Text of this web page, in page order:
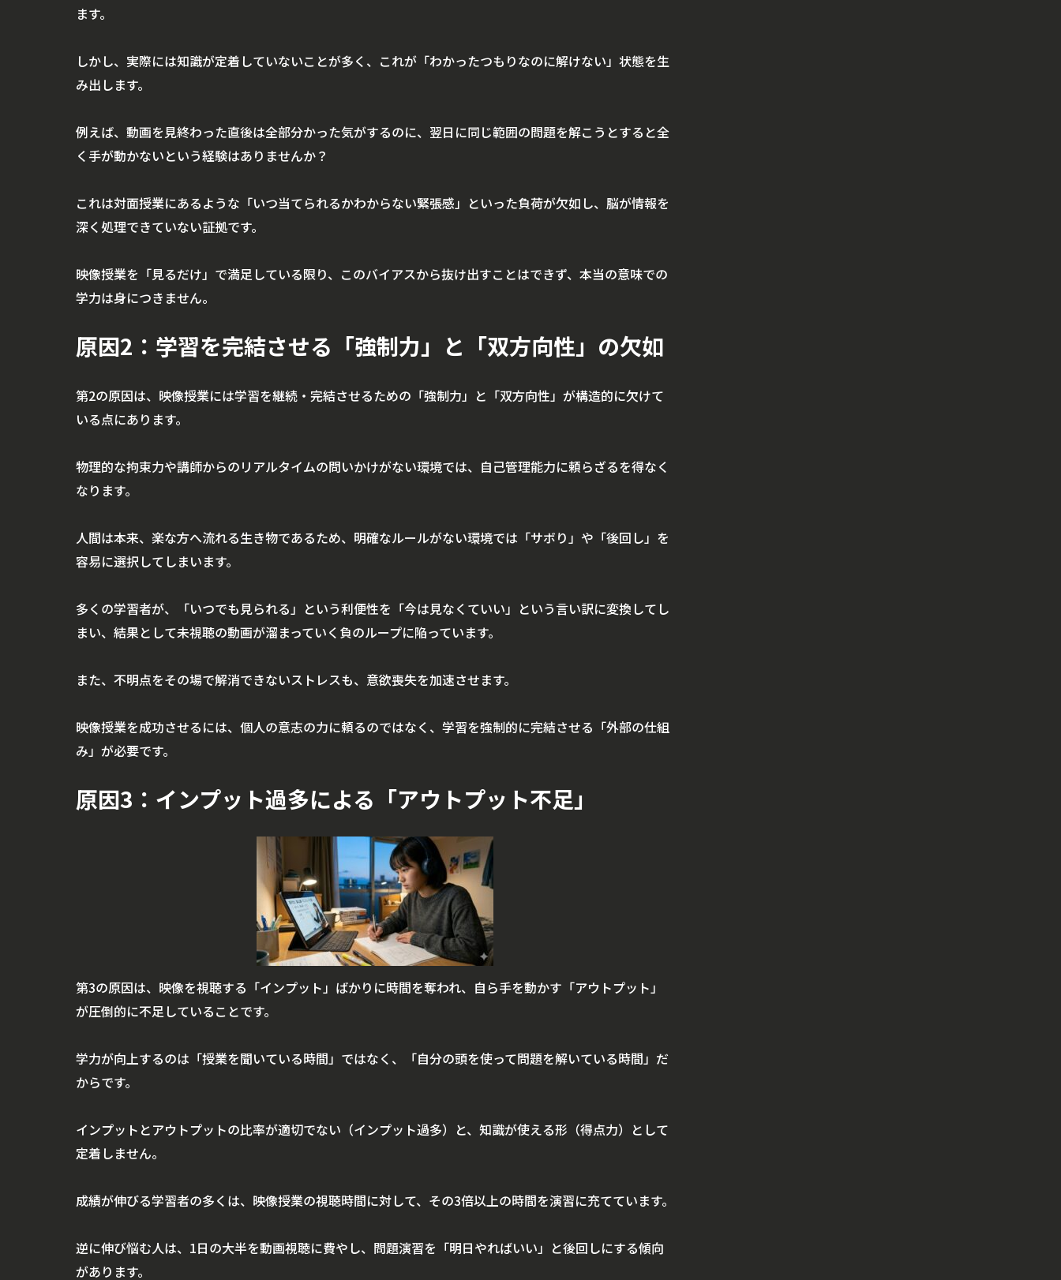
ます。
しかし、実際には知識が定着していないことが多く、これが「わかったつもりなのに解けない」状態を生
み出します。
例えば、動画を見終わった直後は全部分かった気がするのに、翌日に同じ範囲の問題を解こうとすると全
く手が動かないという経験はありませんか？
これは対面授業にあるような「いつ当てられるかわからない緊張感」といった負荷が欠如し、脳が情報を
深く処理できていない証拠です。
映像授業を「見るだけ」で満足している限り、このバイアスから抜け出すことはできず、本当の意味での
学力は身につきません。
原因2：学習を完結させる「強制力」と「双方向性」の欠如
第2の原因は、映像授業には学習を継続・完結させるための「強制力」と「双方向性」が構造的に欠けて
いる点にあります。
物理的な拘束力や講師からのリアルタイムの問いかけがない環境では、自己管理能力に頼らざるを得なく
なります。
人間は本来、楽な方へ流れる生き物であるため、明確なルールがない環境では「サボり」や「後回し」を
容易に選択してしまいます。
多くの学習者が、「いつでも見られる」という利便性を「今は見なくていい」という言い訳に変換してし
まい、結果として未視聴の動画が溜まっていく負のループに陥っています。
また、不明点をその場で解消できないストレスも、意欲喪失を加速させます。
映像授業を成功させるには、個人の意志の力に頼るのではなく、学習を強制的に完結させる「外部の仕組
み」が必要です。
原因3：インプット過多による「アウトプット不足」
第3の原因は、映像を視聴する「インプット」ばかりに時間を奪われ、自ら手を動かす「アウトプット」
が圧倒的に不足していることです。
学力が向上するのは「授業を聞いている時間」ではなく、「自分の頭を使って問題を解いている時間」だ
からです。
インプットとアウトプットの比率が適切でない（インプット過多）と、知識が使える形（得点力）として
定着しません。
成績が伸びる学習者の多くは、映像授業の視聴時間に対して、その3倍以上の時間を演習に充てています。
逆に伸び悩む人は、1日の大半を動画視聴に費やし、問題演習を「明日やればいい」と後回しにする傾向
があります。